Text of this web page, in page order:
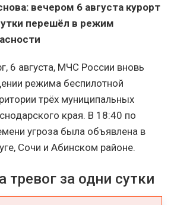
вечером 6 августа курорт
перешёл в режим
6 августа, МЧС России вновь
режима беспилотной
трёх муниципальных
края. В 18:40 по
угроза была объявлена в
Сочи и Абинском районе.
тревог за одни сутки